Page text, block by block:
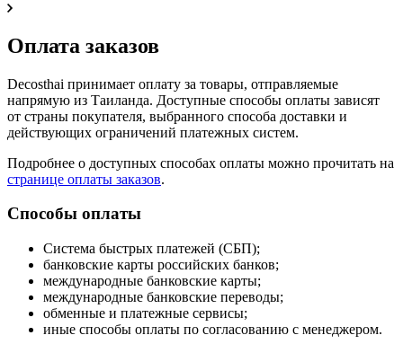
Оплата заказов
Decosthai принимает оплату за товары, отправляемые
напрямую из Таиланда. Доступные способы оплаты зависят
от страны покупателя, выбранного способа доставки и
действующих ограничений платежных систем.
Подробнее о доступных способах оплаты можно прочитать на
странице оплаты заказов.
Способы оплаты
Система быстрых платежей (СБП);
банковские карты российских банков;
международные банковские карты;
международные банковские переводы;
обменные и платежные сервисы;
иные способы оплаты по согласованию с менеджером.